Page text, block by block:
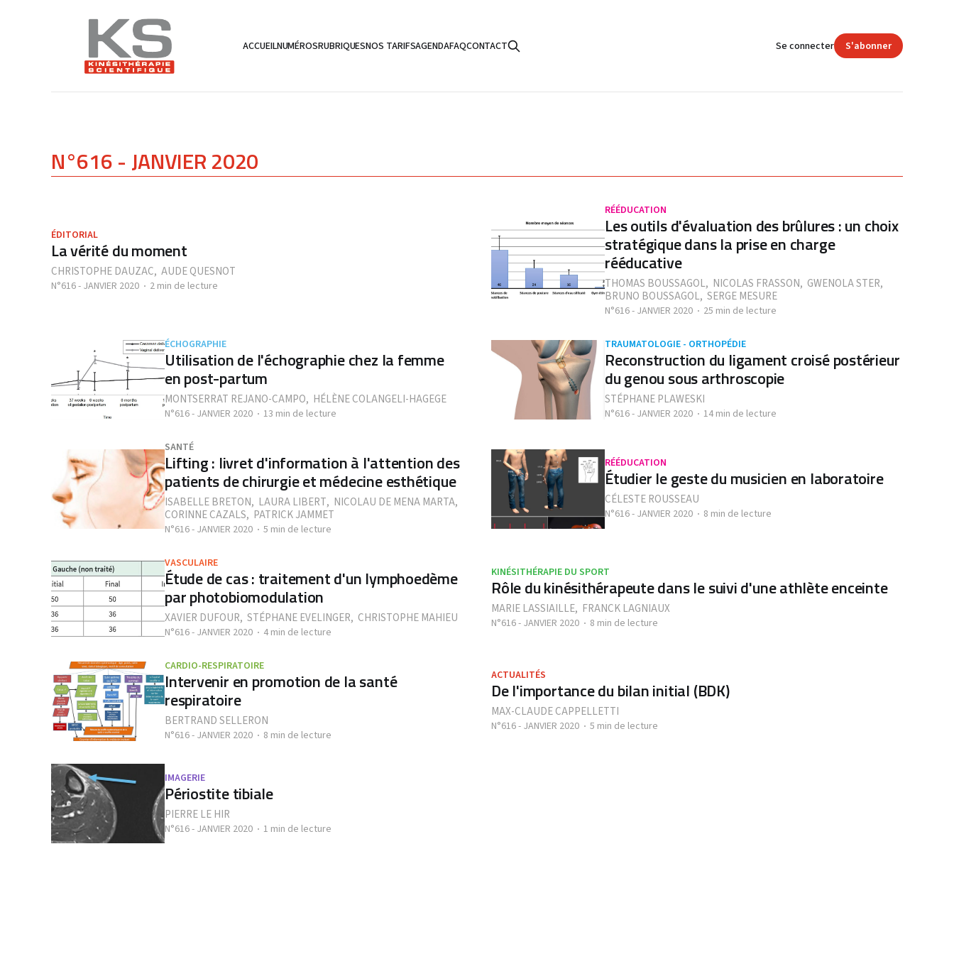
ACCUEILNUMÉROSRUBRIQUESNOS TARIFSAGENDAFAQCONTACT Se connecter S'abonner
N°616 - JANVIER 2020
ÉDITORIAL
La vérité du moment
CHRISTOPHE DAUZAC, AUDE QUESNOT
N°616 - JANVIER 2020 2 min de lecture
RÉÉDUCATION
Les outils d'évaluation des brûlures : un choix
stratégique dans la prise en charge
rééducative
THOMAS BOUSSAGOL, NICOLAS FRASSON, GWENOLA STER,
BRUNO BOUSSAGOL, SERGE MESURE
N°616 - JANVIER 2020 25 min de lecture
ÉCHOGRAPHIE
Utilisation de l'échographie chez la femme
en post-partum
MONTSERRAT REJANO-CAMPO, HÉLÈNE COLANGELI-HAGEGE
N°616 - JANVIER 2020 13 min de lecture
TRAUMATOLOGIE - ORTHOPÉDIE
Reconstruction du ligament croisé postérieur
du genou sous arthroscopie
STÉPHANE PLAWESKI
N°616 - JANVIER 2020 14 min de lecture
SANTÉ
Lifting : livret d'information à l'attention des
patients de chirurgie et médecine esthétique
ISABELLE BRETON, LAURA LIBERT, NICOLAU DE MENA MARTA,
CORINNE CAZALS, PATRICK JAMMET
N°616 - JANVIER 2020 5 min de lecture
RÉÉDUCATION
Étudier le geste du musicien en laboratoire
CÉLESTE ROUSSEAU
N°616 - JANVIER 2020 8 min de lecture
VASCULAIRE
Étude de cas : traitement d'un lymphoedème
par photobiomodulation
XAVIER DUFOUR, STÉPHANE EVELINGER, CHRISTOPHE MAHIEU
N°616 - JANVIER 2020 4 min de lecture
KINÉSITHÉRAPIE DU SPORT
Rôle du kinésithérapeute dans le suivi d'une athlète enceinte
MARIE LASSIAILLE, FRANCK LAGNIAUX
N°616 - JANVIER 2020 8 min de lecture
CARDIO-RESPIRATOIRE
Intervenir en promotion de la santé
respiratoire
BERTRAND SELLERON
N°616 - JANVIER 2020 8 min de lecture
ACTUALITÉS
De l'importance du bilan initial (BDK)
MAX-CLAUDE CAPPELLETTI
N°616 - JANVIER 2020 5 min de lecture
IMAGERIE
Périostite tibiale
PIERRE LE HIR
N°616 - JANVIER 2020 1 min de lecture